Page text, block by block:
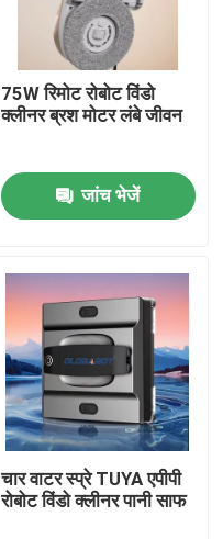
75W रिमोट रोबोट विंडो
क्लीनर ब्रश मोटर लंबे जीवन
जांच भेजें
चार वाटर स्प्रे TUYA एपीपी
रोबोट विंडो क्लीनर पानी साफ